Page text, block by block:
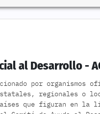
al Desarrollo -
por organismos
regionales o
que figuran en la